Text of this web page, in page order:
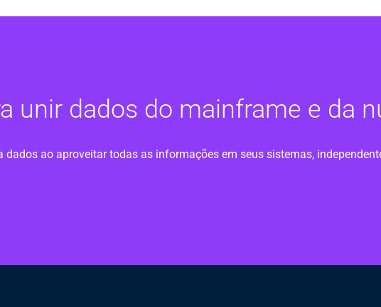
unir dados do mainframe e da
ao aproveitar todas as informações em seus sistemas,